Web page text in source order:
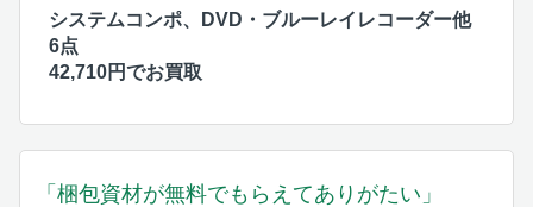
システムコンポ、DVD・ブルーレイレコーダー他
6点
42,710円でお買取
「梱包資材が無料でもらえてありがたい」